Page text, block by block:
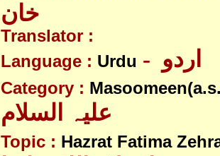
خان
Translator :
Language : Urdu
Category :
Topic : Hazrat Fatima